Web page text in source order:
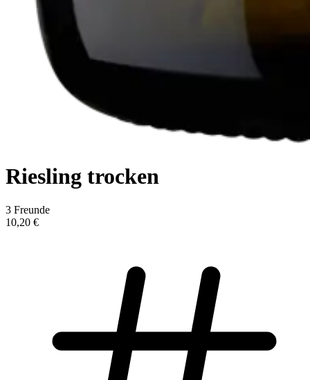
Riesling trocken
3 Freunde
10,20 €